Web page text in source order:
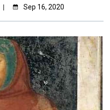
Sep 16, 2020